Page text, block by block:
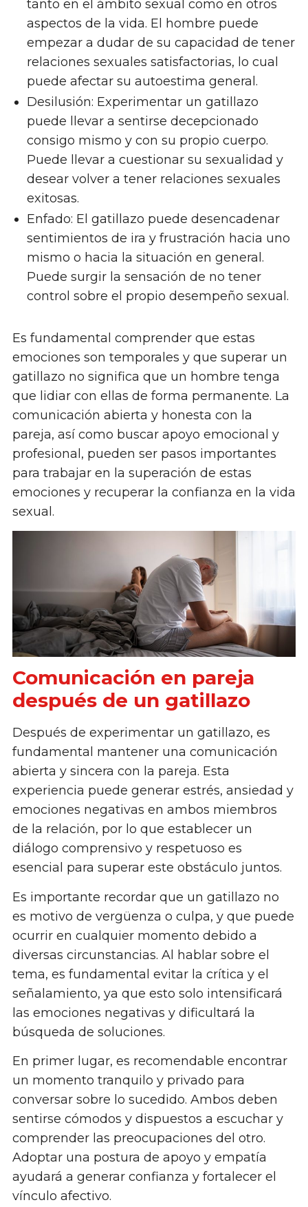
tanto en el ámbito sexual como en otros
aspectos de la vida. El hombre puede
empezar a dudar de su capacidad de tener
relaciones sexuales satisfactorias, lo cual
puede afectar su autoestima general.
Desilusión: Experimentar un gatillazo
puede llevar a sentirse decepcionado
consigo mismo y con su propio cuerpo.
Puede llevar a cuestionar su sexualidad y
desear volver a tener relaciones sexuales
exitosas.
Enfado: El gatillazo puede desencadenar
sentimientos de ira y frustración hacia uno
mismo o hacia la situación en general.
Puede surgir la sensación de no tener
control sobre el propio desempeño sexual.
Es fundamental comprender que estas
emociones son temporales y que superar un
gatillazo no significa que un hombre tenga
que lidiar con ellas de forma permanente. La
comunicación abierta y honesta con la
pareja, así como buscar apoyo emocional y
profesional, pueden ser pasos importantes
para trabajar en la superación de estas
emociones y recuperar la confianza en la vida
sexual.
Comunicación en pareja
después de un gatillazo
Después de experimentar un gatillazo, es
fundamental mantener una comunicación
abierta y sincera con la pareja. Esta
experiencia puede generar estrés, ansiedad y
emociones negativas en ambos miembros
de la relación, por lo que establecer un
diálogo comprensivo y respetuoso es
esencial para superar este obstáculo juntos.
Es importante recordar que un gatillazo no
es motivo de vergüenza o culpa, y que puede
ocurrir en cualquier momento debido a
diversas circunstancias. Al hablar sobre el
tema, es fundamental evitar la crítica y el
señalamiento, ya que esto solo intensificará
las emociones negativas y dificultará la
búsqueda de soluciones.
En primer lugar, es recomendable encontrar
un momento tranquilo y privado para
conversar sobre lo sucedido. Ambos deben
sentirse cómodos y dispuestos a escuchar y
comprender las preocupaciones del otro.
Adoptar una postura de apoyo y empatía
ayudará a generar confianza y fortalecer el
vínculo afectivo.